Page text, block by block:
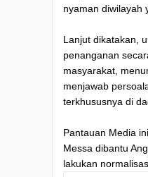
nyaman diwilayah
Lanjut dikatakan,
penanganan
masyarakat,
menjawab
terkhususnya di
Pantauan Media
Messa dibantu
lakukan